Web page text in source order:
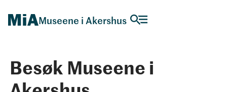
Museene i Akershus
Besøk Museene i